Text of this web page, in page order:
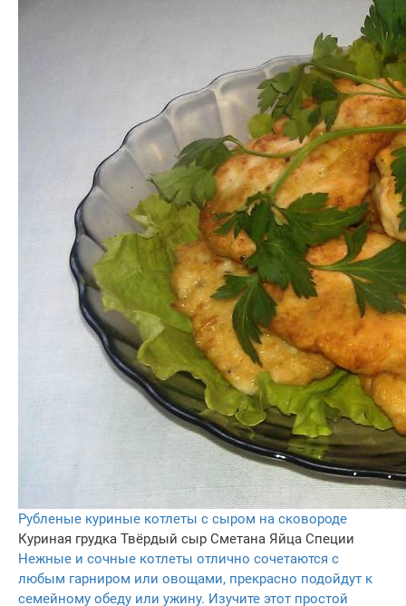
Рубленые куриные котлеты с сыром на сковороде
Куриная грудка Твёрдый сыр Сметана Яйца Специи
Нежные и сочные котлеты отлично сочетаются с
любым гарниром или овощами, прекрасно подойдут к
семейному обеду или ужину. Изучите этот простой